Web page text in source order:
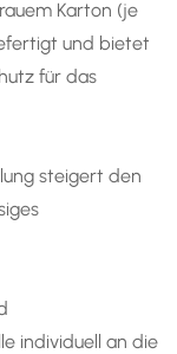
Karton (je
und bietet
für das
steigert den
individuell an die